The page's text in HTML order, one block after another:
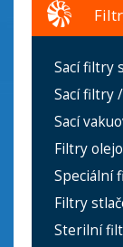
Sací filtry
Sací filtry
Sací
Filtry
Speciální
Filtry
Sterilní